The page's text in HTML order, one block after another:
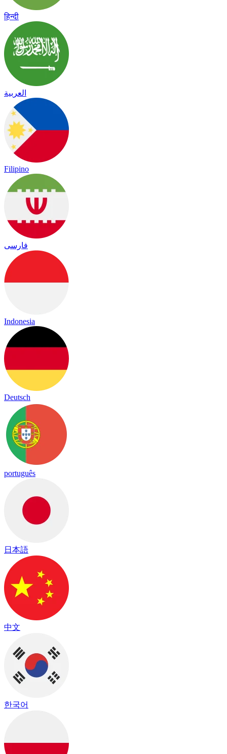
हिन्दी
العربية
Filipino
فارسی
Indonesia
Deutsch
português
日本語
中文
한국어